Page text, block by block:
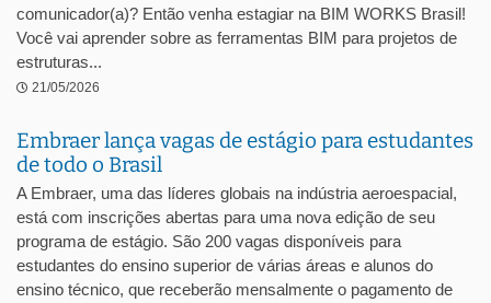
comunicador(a)? Então venha estagiar na BIM WORKS Brasil!
Você vai aprender sobre as ferramentas BIM para projetos de
estruturas...
21/05/2026
Embraer lança vagas de estágio para estudantes
de todo o Brasil
A Embraer, uma das líderes globais na indústria aeroespacial,
está com inscrições abertas para uma nova edição de seu
programa de estágio. São 200 vagas disponíveis para
estudantes do ensino superior de várias áreas e alunos do
ensino técnico, que receberão mensalmente o pagamento de